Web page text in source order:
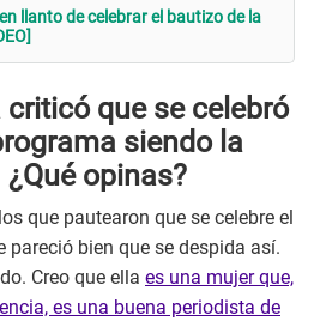
llanto de celebrar el bautizo de la
que se celebró
siendo la
opinas?
que pautearon que se celebre el
pareció bien que se despida así.
Creo que ella es una mujer que,
es una buena periodista de